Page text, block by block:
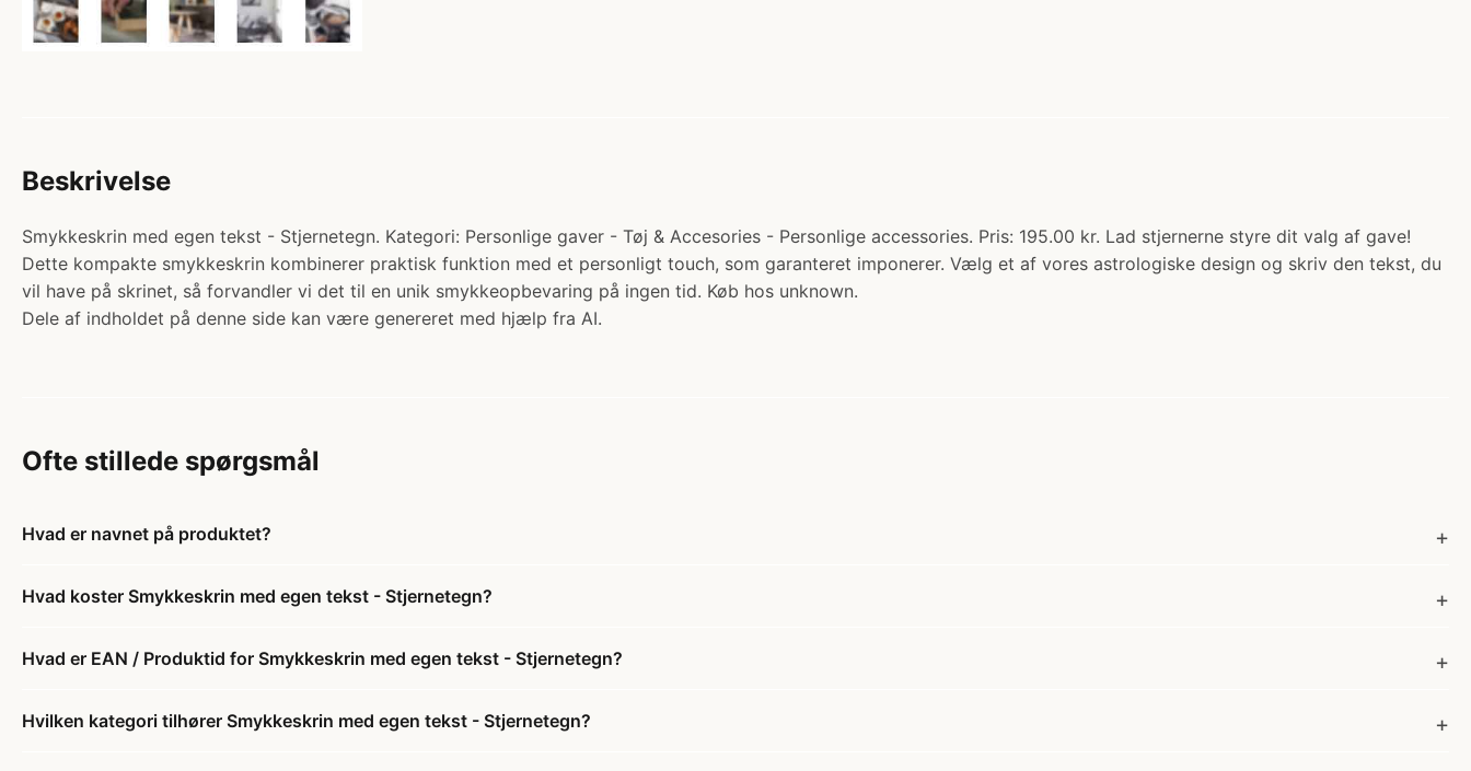
Beskrivelse
Smykkeskrin med egen tekst - Stjernetegn. Kategori: Personlige gaver - Tøj & Accesories - Personlige accessories. Pris: 195.00 kr. Lad stjernerne styre dit valg af gave!
Dette kompakte smykkeskrin kombinerer praktisk funktion med et personligt touch, som garanteret imponerer. Vælg et af vores astrologiske design og skriv den tekst, du
vil have på skrinet, så forvandler vi det til en unik smykkeopbevaring på ingen tid. Køb hos unknown.
Dele af indholdet på denne side kan være genereret med hjælp fra AI.
Ofte stillede spørgsmål
Hvad er navnet på produktet?
Hvad koster Smykkeskrin med egen tekst - Stjernetegn?
Hvad er EAN / Produktid for Smykkeskrin med egen tekst - Stjernetegn?
Hvilken kategori tilhører Smykkeskrin med egen tekst - Stjernetegn?